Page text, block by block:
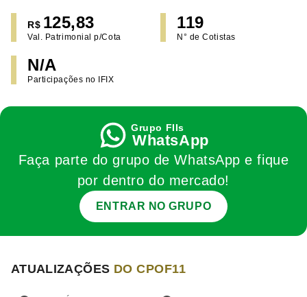
R$ 125,83
Val. Patrimonial p/Cota
119
N° de Cotistas
N/A
Participações no IFIX
WhatsApp
Faça parte do grupo de WhatsApp e fique
por dentro do mercado!
ENTRAR NO GRUPO
ATUALIZAÇÕES DO CPOF11